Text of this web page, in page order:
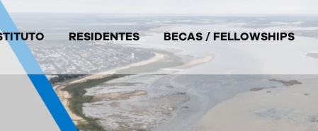
RESIDENTES BECAS / FELLOWSHIPS